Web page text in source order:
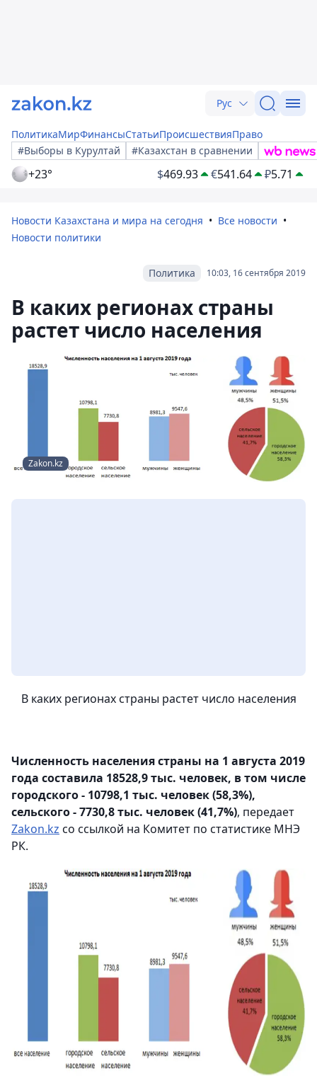
Рус
ПолитикаМирФинансыСтатьиПроисшествияПраво
#Выборы в Курултай
#Казахстан в сравнении
+23° $469.93 €541.64 ₽5.71
Новости Казахстана и мира на сегодня
Все новости
Новости политики
10:03, 16 сентября 2019
Политика
В каких регионах страны
растет число населения
Zakon.kz
В каких регионах страны растет число населения
Численность населения страны на 1 августа 2019
года составила 18528,9 тыс. человек, в том числе
городского - 10798,1 тыс. человек (58,3%),
сельского - 7730,8 тыс. человек (41,7%), передает
Zakon.kz со ссылкой на Комитет по статистике МНЭ
РК.